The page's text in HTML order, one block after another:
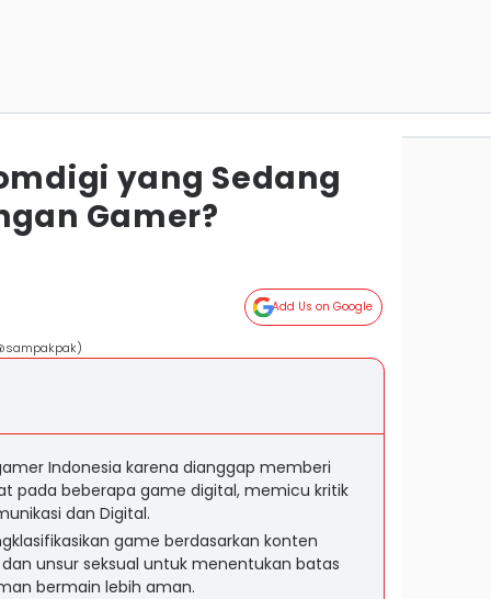
yang Sedang
Gamer?
Add Us on Google
Indonesia karena dianggap memberi
pada beberapa game digital, memicu kritik
dan Digital.
game berdasarkan konten
unsur seksual untuk menentukan batas
bermain lebih aman.